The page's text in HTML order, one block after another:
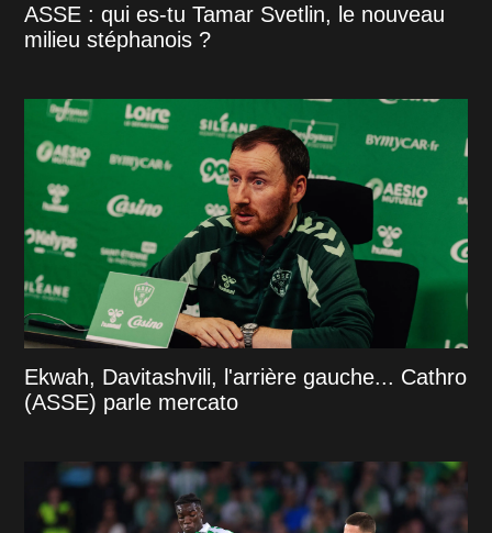
ASSE : qui es-tu Tamar Svetlin, le nouveau
milieu stéphanois ?
Ekwah, Davitashvili, l'arrière gauche... Cathro
(ASSE) parle mercato